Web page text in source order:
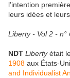
l’intention
leurs idées et
Liberty - Vol 2 -
NDT Libertyétait
1908 aux États-
and Individualist